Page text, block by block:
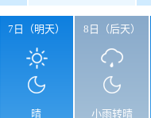
7日（明天）
晴
8日（后天）
小雨转晴